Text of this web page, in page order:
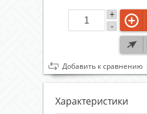
-
+
Добавить к сравнению
Характеристики